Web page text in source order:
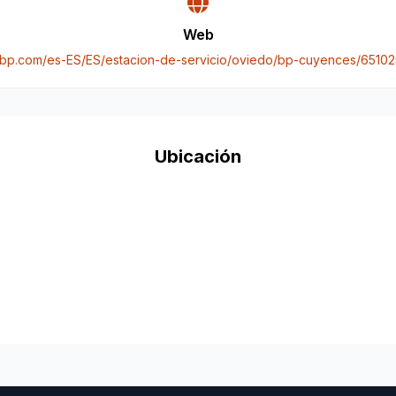
Web
es-ES/ES/estacion-de-servicio/oviedo/bp-cuyences/
Ubicación